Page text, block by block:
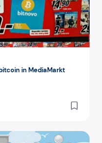
in MediaMarkt